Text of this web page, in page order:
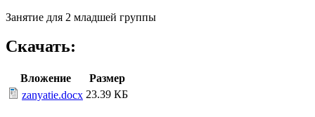
Занятие для 2 младшей группы
Скачать:
Вложение
Размер
zanyatie.docx 23.39 КБ